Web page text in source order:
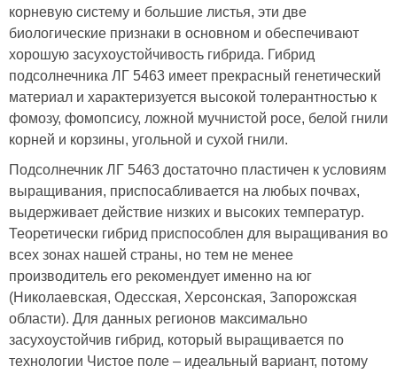
корневую систему и большие листья, эти две
биологические признаки в основном и обеспечивают
хорошую засухоустойчивость гибрида. Гибрид
подсолнечника ЛГ 5463 имеет прекрасный генетический
материал и характеризуется высокой толерантностью к
фомозу, фомопсису, ложной мучнистой росе, белой гнили
корней и корзины, угольной и сухой гнили.
Подсолнечник ЛГ 5463 достаточно пластичен к условиям
выращивания, приспосабливается на любых почвах,
выдерживает действие низких и высоких температур.
Теоретически гибрид приспособлен для выращивания во
всех зонах нашей страны, но тем не менее
производитель его рекомендует именно на юг
(Николаевская, Одесская, Херсонская, Запорожская
области). Для данных регионов максимально
засухоустойчив гибрид, который выращивается по
технологии Чистое поле – идеальный вариант, потому